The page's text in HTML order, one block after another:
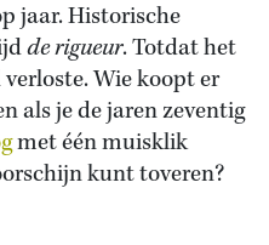
jaar. Historische
de rigueur. Totdat het
Wie koopt er
als je de jaren zeventig
met één muisklik
kunt toveren?